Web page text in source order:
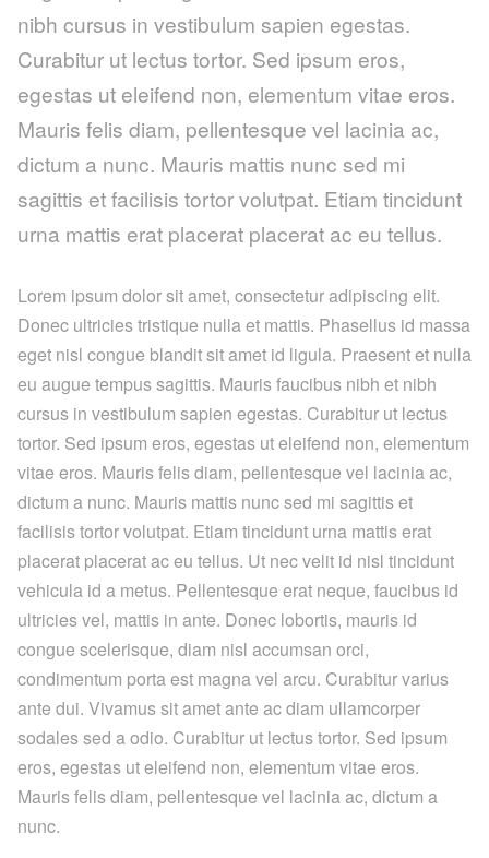
nibh cursus in vestibulum sapien egestas.
Curabitur ut lectus tortor. Sed ipsum eros,
egestas ut eleifend non, elementum vitae eros.
Mauris felis diam, pellentesque vel lacinia ac,
dictum a nunc. Mauris mattis nunc sed mi
sagittis et facilisis tortor volutpat. Etiam tincidunt
urna mattis erat placerat placerat ac eu tellus.
Lorem ipsum dolor sit amet, consectetur adipiscing elit.
Donec ultricies tristique nulla et mattis. Phasellus id massa
eget nisl congue blandit sit amet id ligula. Praesent et nulla
eu augue tempus sagittis. Mauris faucibus nibh et nibh
cursus in vestibulum sapien egestas. Curabitur ut lectus
tortor. Sed ipsum eros, egestas ut eleifend non, elementum
vitae eros. Mauris felis diam, pellentesque vel lacinia ac,
dictum a nunc. Mauris mattis nunc sed mi sagittis et
facilisis tortor volutpat. Etiam tincidunt urna mattis erat
placerat placerat ac eu tellus. Ut nec velit id nisl tincidunt
vehicula id a metus. Pellentesque erat neque, faucibus id
ultricies vel, mattis in ante. Donec lobortis, mauris id
congue scelerisque, diam nisl accumsan orci,
condimentum porta est magna vel arcu. Curabitur varius
ante dui. Vivamus sit amet ante ac diam ullamcorper
sodales sed a odio. Curabitur ut lectus tortor. Sed ipsum
eros, egestas ut eleifend non, elementum vitae eros.
Mauris felis diam, pellentesque vel lacinia ac, dictum a
nunc.